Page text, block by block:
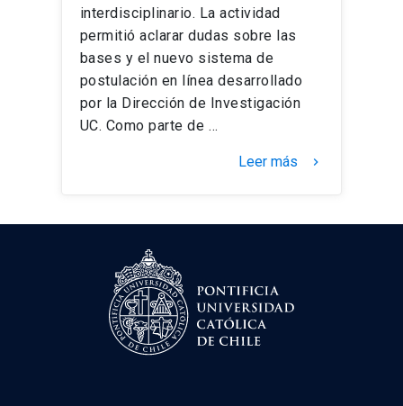
interdisciplinario. La actividad
permitió aclarar dudas sobre las
bases y el nuevo sistema de
postulación en línea desarrollado
por la Dirección de Investigación
UC. Como parte de …
Leer más keyboard_arrow_right